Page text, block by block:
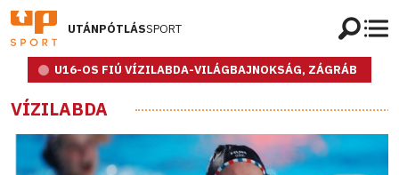
UTÁNPÓTLÁSSPORT
U16-OS FIÚ VÍZILABDA-VILÁGBAJNOKSÁG, ZÁGRÁB
VÍZILABDA